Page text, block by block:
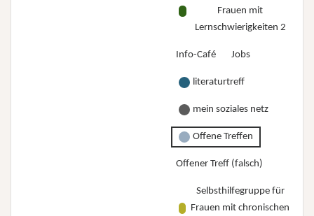
Frauen mit
Lernschwierigkeiten 2
Info-Café Jobs
literaturtreff
mein soziales netz
Offene Treffen
Offener Treff (falsch)
Selbsthilfegruppe für
Frauen mit chronischen